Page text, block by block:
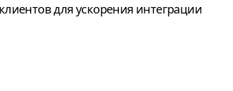
для ускорения интеграции